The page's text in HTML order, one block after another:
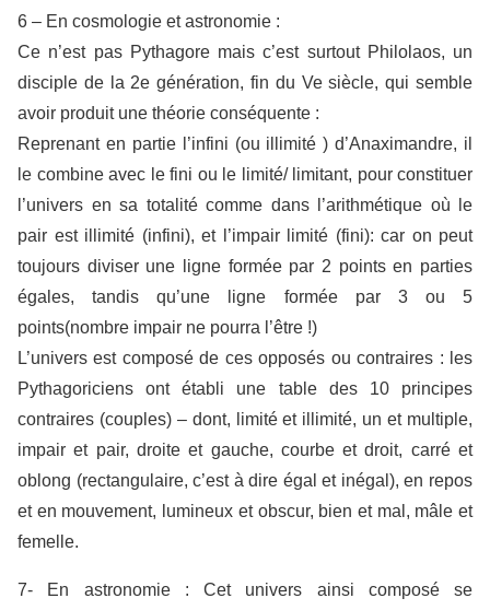
6 – En cosmologie et astronomie :
Ce n’est pas Pythagore mais c’est surtout Philolaos, un
disciple de la 2e génération, fin du Ve siècle, qui semble
avoir produit une théorie conséquente :
Reprenant en partie l’infini (ou illimité ) d’Anaximandre, il
le combine avec le fini ou le limité/ limitant, pour constituer
l’univers en sa totalité comme dans l’arithmétique où le
pair est illimité (infini), et l’impair limité (fini): car on peut
toujours diviser une ligne formée par 2 points en parties
égales, tandis qu’une ligne formée par 3 ou 5
points(nombre impair ne pourra l’être !)
L’univers est composé de ces opposés ou contraires : les
Pythagoriciens ont établi une table des 10 principes
contraires (couples) – dont, limité et illimité, un et multiple,
impair et pair, droite et gauche, courbe et droit, carré et
oblong (rectangulaire, c’est à dire égal et inégal), en repos
et en mouvement, lumineux et obscur, bien et mal, mâle et
femelle.
7- En astronomie : Cet univers ainsi composé se